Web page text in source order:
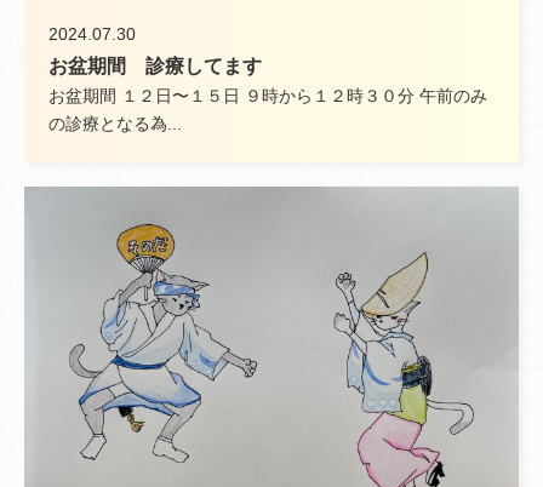
2024.07.30
お盆期間 診療してます
お盆期間 １２日〜１５日 ９時から１２時３０分 午前のみ
の診療となる為...